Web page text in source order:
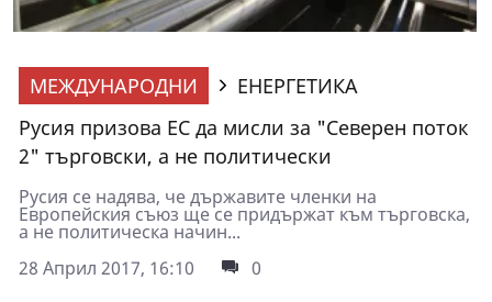
МЕЖДУНАРОДНИ
ЕНЕРГЕТИКА
Русия призова ЕС да мисли за "Северен поток
2" търговски, а не политически
Русия се надява, че държавите членки на
Европейския съюз ще се придържат към търговска,
а не политическа начин...
28 Април 2017, 16:10
0